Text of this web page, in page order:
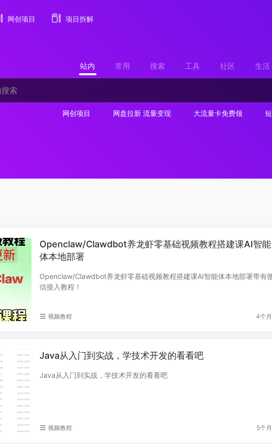
网创项目 项目拆解
站内 常用 搜索 工具 社区 生活
网创项目 网盘拉新 流量变现 大流量卡免费领
Openclaw/Clawdbot养龙虾零基础视频教程搭建课AI智能
体本地部署
Openclaw/Clawdbot养龙虾零基础视频教程搭建课AI智能体本地部署带有
信接入教程！
视频教程 4个
Java从入门到实战，学技术开发的看看吧
Java从入门到实战，学技术开发的看看吧
视频教程 5个